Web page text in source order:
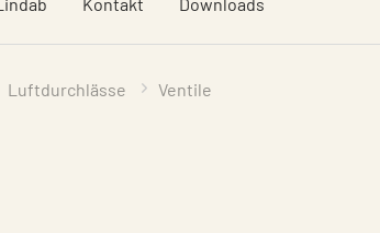
Luftdurchlässe Ventile